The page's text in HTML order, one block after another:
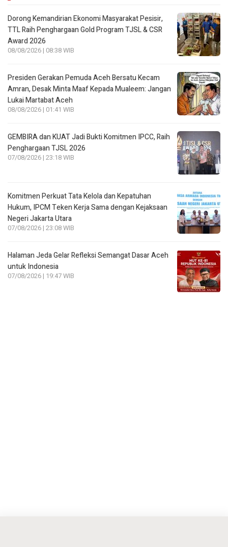
Dorong Kemandirian Ekonomi Masyarakat Pesisir,
TTL Raih Penghargaan Gold Program TJSL & CSR
Award 2026
08/08/2026 | 08:38 WIB
Presiden Gerakan Pemuda Aceh Bersatu Kecam
Amran, Desak Minta Maaf Kepada Mualeem: Jangan
Lukai Martabat Aceh
08/08/2026 | 01:41 WIB
GEMBIRA dan KUAT Jadi Bukti Komitmen IPCC, Raih
Penghargaan TJSL 2026
07/08/2026 | 23:18 WIB
Komitmen Perkuat Tata Kelola dan Kepatuhan
Hukum, IPCM Teken Kerja Sama dengan Kejaksaan
Negeri Jakarta Utara
07/08/2026 | 23:08 WIB
Halaman Jeda Gelar Refleksi Semangat Dasar Aceh
untuk Indonesia
07/08/2026 | 19:47 WIB